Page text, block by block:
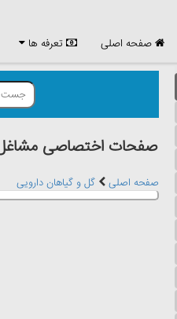
صفحه اصلی تعرفه ها
صفحات اختصاصی مشاغل
صفحه اصلی گل و گیاهان دارویی